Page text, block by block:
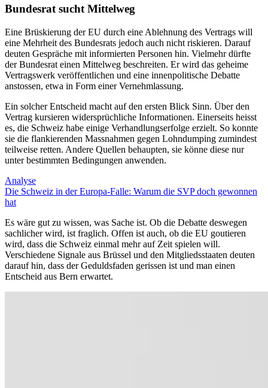
Bundesrat sucht Mittelweg
Eine Brüskierung der EU durch eine Ablehnung des Vertrags will
eine Mehrheit des Bundesrats jedoch auch nicht riskieren. Darauf
deuten Gespräche mit informierten Personen hin. Vielmehr dürfte
der Bundesrat einen Mittelweg beschreiten. Er wird das geheime
Vertragswerk veröffentlichen und eine innenpolitische Debatte
anstossen, etwa in Form einer Vernehmlassung.
Ein solcher Entscheid macht auf den ersten Blick Sinn. Über den
Vertrag kursieren widersprüchliche Informationen. Einerseits heisst
es, die Schweiz habe einige Verhandlungserfolge erzielt. So konnte
sie die flankierenden Massnahmen gegen Lohndumping zumindest
teilweise retten. Andere Quellen behaupten, sie könne diese nur
unter bestimmten Bedingungen anwenden.
Analyse
Die Schweiz in der Europa-Falle: Warum die SVP doch gewonnen
hat
Es wäre gut zu wissen, was Sache ist. Ob die Debatte deswegen
sachlicher wird, ist fraglich. Offen ist auch, ob die EU goutieren
wird, dass die Schweiz einmal mehr auf Zeit spielen will.
Verschiedene Signale aus Brüssel und den Mitgliedsstaaten deuten
darauf hin, dass der Geduldsfaden gerissen ist und man einen
Entscheid aus Bern erwartet.